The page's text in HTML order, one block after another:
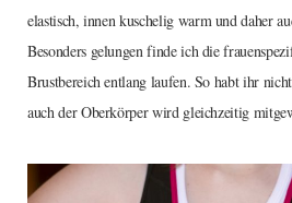
elastisch, innen kuschelig warm und daher
Besonders gelungen finde ich die
Brustbereich entlang laufen. So habt ihr
auch der Oberkörper wird gleichzeitig